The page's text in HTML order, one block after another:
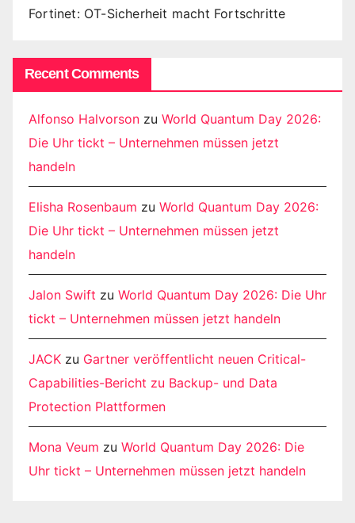
Fortinet: OT-Sicherheit macht Fortschritte
Recent Comments
Alfonso Halvorson zu World Quantum Day 2026:
Die Uhr tickt – Unternehmen müssen jetzt
handeln
Elisha Rosenbaum zu World Quantum Day 2026:
Die Uhr tickt – Unternehmen müssen jetzt
handeln
Jalon Swift zu World Quantum Day 2026: Die Uhr
tickt – Unternehmen müssen jetzt handeln
JACK zu Gartner veröffentlicht neuen Critical-
Capabilities-Bericht zu Backup- und Data
Protection Plattformen
Mona Veum zu World Quantum Day 2026: Die
Uhr tickt – Unternehmen müssen jetzt handeln